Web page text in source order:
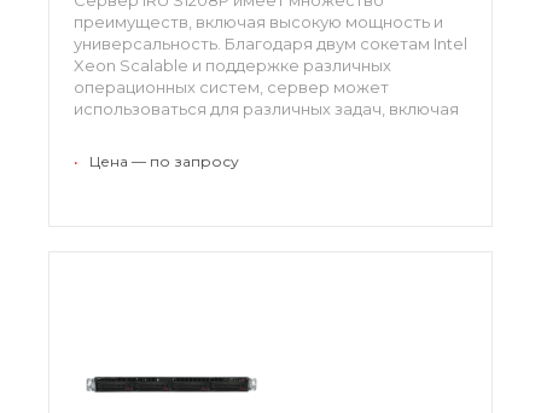
преимуществ, включая высокую мощность и
универсальность. Благодаря двум сокетам Intel
Xeon Scalable и поддержке различных
операционных систем, сервер может
использоваться для различных задач, включая
• Цена — по запросу